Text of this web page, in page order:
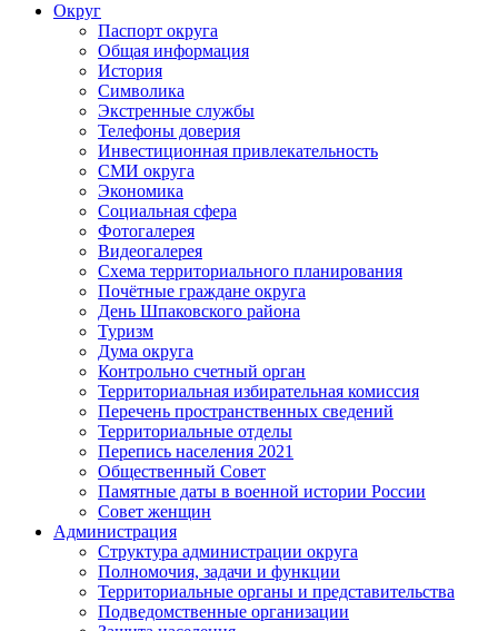
Округ
Паспорт округа
Общая информация
История
Символика
Экстренные службы
Телефоны доверия
Инвестиционная привлекательность
СМИ округа
Экономика
Социальная сфера
Фотогалерея
Видеогалерея
Схема территориального планирования
Почётные граждане округа
День Шпаковского района
Туризм
Дума округа
Контрольно счетный орган
Территориальная избирательная комиссия
Перечень пространственных сведений
Территориальные отделы
Перепись населения 2021
Общественный Совет
Памятные даты в военной истории России
Совет женщин
Администрация
Структура администрации округа
Полномочия, задачи и функции
Территориальные органы и представительства
Подведомственные организации